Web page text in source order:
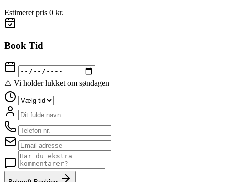
Estimeret pris 0 kr.
Book Tid
⚠️ Vi holder lukket om søndagen